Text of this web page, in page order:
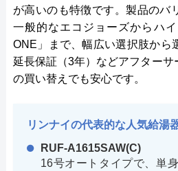
が高いのも特徴です。製品のバ
一般的なエコジョーズからハ
ONE」まで、幅広い選択肢から
延長保証（3年）などアフターサ
の買い替えでも安心です。
リンナイの代表的な人気給湯
RUF-A1615SAW(C)
16号オートタイプで、単